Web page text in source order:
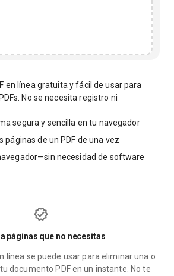
en línea gratuita y fácil de usar para
No se necesita registro ni
segura y sencilla en tu navegador
páginas de un PDF de una vez
necesidad de software
páginas que no necesitas
línea se puede usar para eliminar una o
documento PDF en un instante. No te